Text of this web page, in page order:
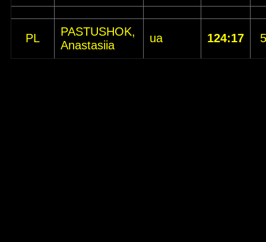
PL
PASTUSHOK,
Anastasiia
ua 124:17 5